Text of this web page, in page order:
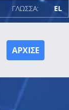
ΓΛΩΣΣΑ: EL
ΑΡΧΙΣΕ